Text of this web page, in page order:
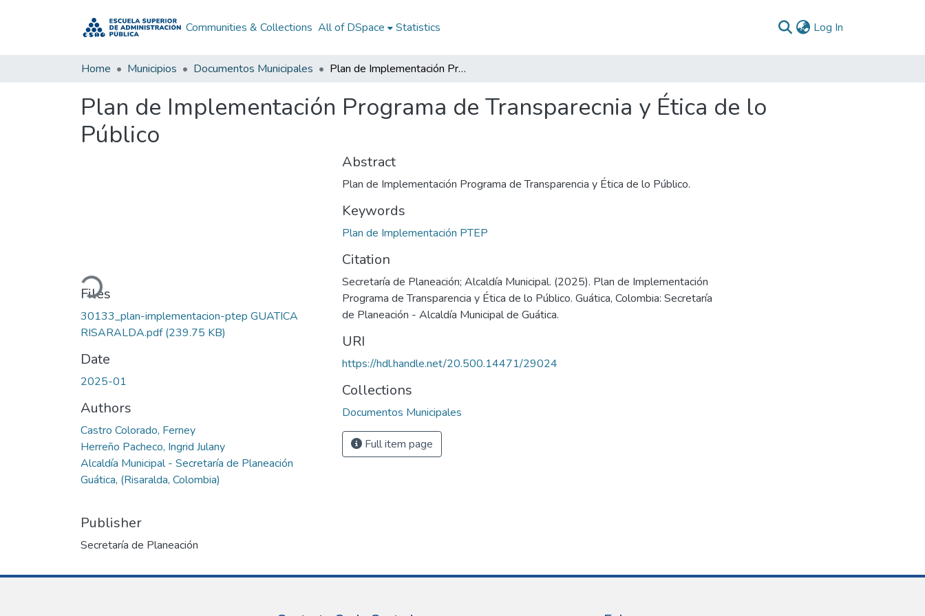
Communities & Collections All of DSpace Statistics Log In
Home Municipios Documentos Municipales Plan de Implementación Programa de Transparecnia y Ética de lo Público
Plan de Implementación Programa de Transparecnia y Ética de lo
Público
Loading...
Files
30133_plan-implementacion-ptep GUATICA
RISARALDA.pdf(239.75 KB)
Date
2025-01
Authors
Castro Colorado, Ferney
Herreño Pacheco, Ingrid Julany
Alcaldía Municipal - Secretaría de Planeación
Guática, (Risaralda, Colombia)
Publisher
Secretaría de Planeación
Abstract
Plan de Implementación Programa de Transparencia y Ética de lo Público.
Keywords
Plan de Implementación PTEP
Citation
Secretaría de Planeación; Alcaldía Municipal. (2025). Plan de Implementación
Programa de Transparencia y Ética de lo Público. Guática, Colombia: Secretaría
de Planeación - Alcaldía Municipal de Guática.
URI
https://hdl.handle.net/20.500.14471/29024
Collections
Documentos Municipales
Full item page